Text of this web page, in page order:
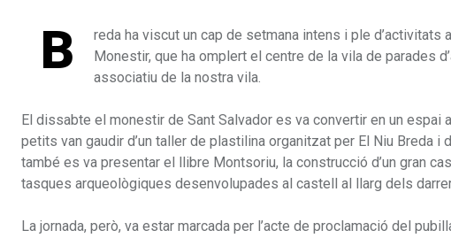
B
reda ha viscut un cap de setmana intens i ple d’activitats
Monestir, que ha omplert el centre de la vila de parades
associatiu de la nostra vila.
El dissabte el monestir de Sant Salvador es va convertir en un
petits van gaudir d’un taller de plastilina organitzat per El Niu Breda i
també es va presentar el llibre Montsoriu, la construcció d’un gran
tasques arqueològiques desenvolupades al castell al llarg dels
La jornada, però, va estar marcada per l’acte de proclamació del